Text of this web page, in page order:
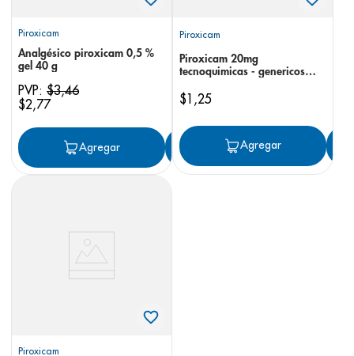
Piroxicam
Analgésico piroxicam 0,5 %
gel 40 g
PVP: $3,46
$2,77
Agregar Agregar
Piroxicam
Piroxicam 20mg
tecnoquimicas - genericos
$1 ,25
Agregar
Piroxicam